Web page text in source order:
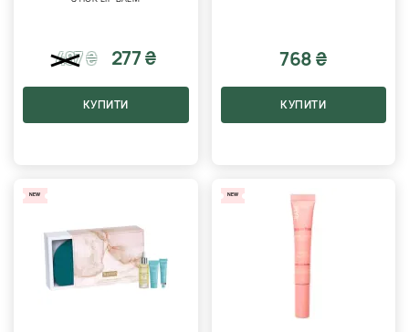
487₴ 277 ₴
КУПИТИ
768 ₴
КУПИТИ
NEW NEW